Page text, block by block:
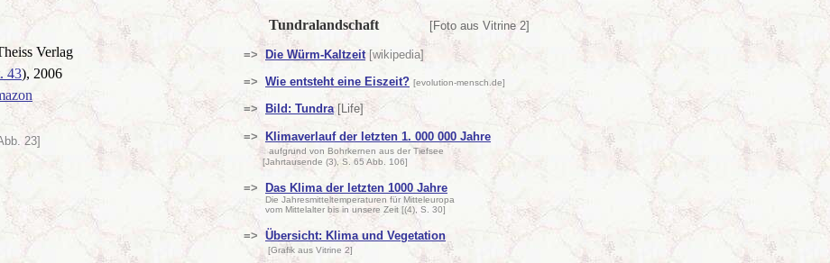
Verlag
43), 2006
23]
Tundralandschaft [Foto aus Vitrine 2]
=> Die Würm-Kaltzeit [wikipedia]
=> Wie entsteht eine Eiszeit? [evolution-mensch.de]
=> Bild: Tundra [Life]
=> Klimaverlauf der letzten 1. 000 000 Jahre
aufgrund von Bohrkernen aus der Tiefsee
[Jahrtausende (3), S. 65 Abb. 106]
=> Das Klima der letzten 1000 Jahre
Die Jahresmitteltemperaturen für Mitteleuropa
vom Mittelalter bis in unsere Zeit [(4), S. 30]
=> Übersicht: Klima und Vegetation
[Grafik aus Vitrine 2]